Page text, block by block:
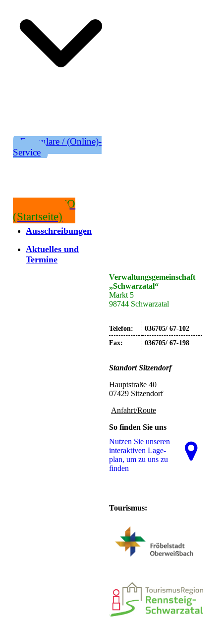
Formulare / (Online)-
Service
RATSINFO
(Startseite)
Ausschreibungen
Aktuelles und
Termine
Verwaltungsgemeinschaft
„Schwarzatal“
Markt 5
98744 Schwarzatal
Telefon:
036705/ 67-102
Fax:
036705/ 67-198
StandortSitzendorf
Hauptstraße 40
07429 Sitzendorf
Anfahrt/Route
So finden Sie uns
Nutzen Sie unseren
interaktiven La­ge­
plan, um zu uns zu
finden
Tourismus: